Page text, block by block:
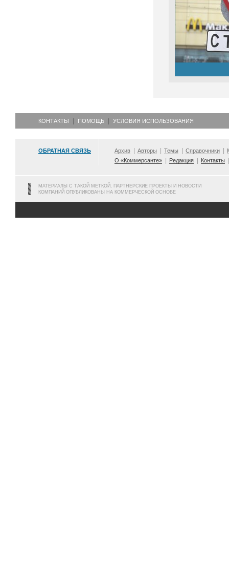
КОНТАКТЫ ПОМОЩЬ УСЛОВИЯ ИСПОЛЬЗОВАНИЯ
ОБРАТНАЯ СВЯЗЬ Архив Авторы Темы Справочники
О «Коммерсанте»
Редакция Контакты
МАТЕРИАЛЫ С ТАКОЙ МЕТКОЙ, ПАРТНЕРСКИЕ ПРОЕКТЫ И НОВОСТИ
КОМПАНИЙ ОПУБЛИКОВАНЫ НА КОММЕРЧЕСКОЙ ОСНОВЕ